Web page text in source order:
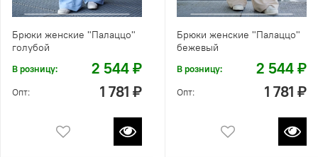
Брюки женские "Палаццо"
голубой
В розницу: 2 544 ₽
Опт: 1 781 ₽
Брюки женские "Палаццо"
бежевый
В розницу: 2 544 ₽
Опт: 1 781 ₽